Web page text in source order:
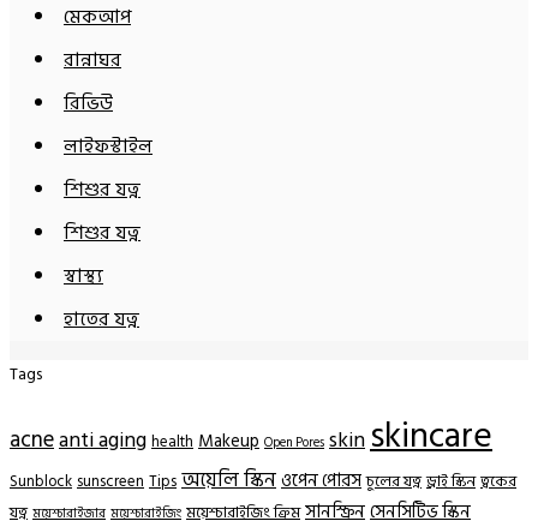
মেকআপ
রান্নাঘর
রিভিউ
লাইফস্টাইল
শিশুর যত্ন
শিশুর যত্ন
স্বাস্থ্য
হাতের যত্ন
Tags
acneanti aging health Makeup Open Pores skinskincare
Sunblock sunscreen Tips অয়েলি স্কিনওপেন পোরস চুলের যত্ন ড্রাই স্কিন ত্বকের
যত্ন ময়েশ্চারাইজার ময়েশ্চারাইজিং ময়েশ্চারাইজিং ক্রিম সানস্ক্রিনসেনসিটিভ স্কিন